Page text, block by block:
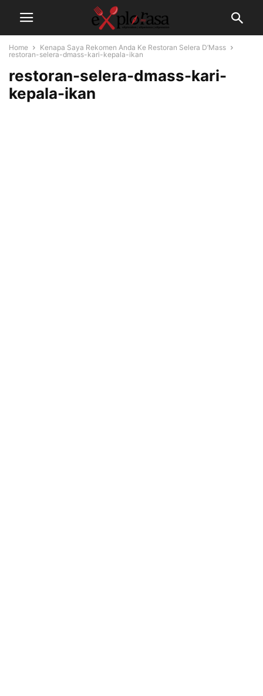
Home
Kenapa Saya Rekomen Anda Ke Restoran Selera D’Mass
restoran-selera-dmass-kari-kepala-ikan
restoran-selera-dmass-kari-
kepala-ikan